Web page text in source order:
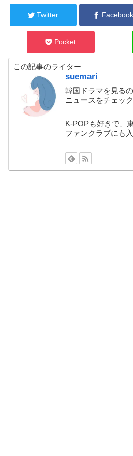
Twitter Facebook
Pocket
この記事のライター
suemari
韓国ドラマを見る
ニュースをチェッ
K-POPも好きで、
ファンクラブにも